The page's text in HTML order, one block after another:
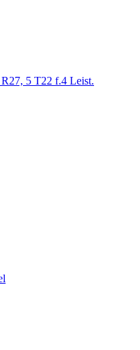
5 T22 f.4 Leist.